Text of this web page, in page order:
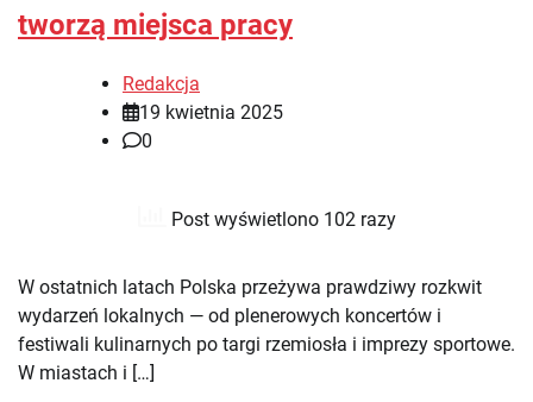
tworzą miejsca pracy
Redakcja
19 kwietnia 2025
0
Post wyświetlono 102 razy
W ostatnich latach Polska przeżywa prawdziwy rozkwit
wydarzeń lokalnych — od plenerowych koncertów i
festiwali kulinarnych po targi rzemiosła i imprezy sportowe.
W miastach i […]